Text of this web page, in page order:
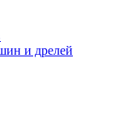
и дрелей